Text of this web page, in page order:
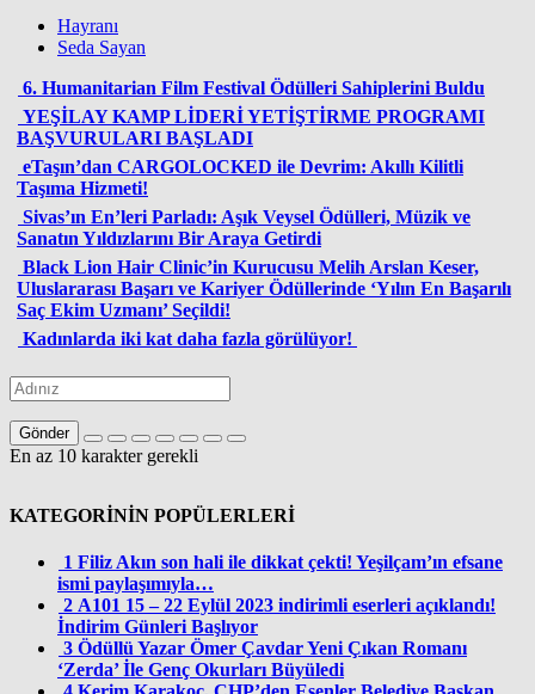
Hayranı
Seda Sayan
6. Humanitarian Film Festival Ödülleri Sahiplerini Buldu
YEŞİLAY KAMP LİDERİ YETİŞTİRME PROGRAMI
BAŞVURULARI BAŞLADI
eTaşın’dan CARGOLOCKED ile Devrim: Akıllı Kilitli
Taşıma Hizmeti!
Sivas’ın En’leri Parladı: Aşık Veysel Ödülleri, Müzik ve
Sanatın Yıldızlarını Bir Araya Getirdi
Black Lion Hair Clinic’in Kurucusu Melih Arslan Keser,
Uluslararası Başarı ve Kariyer Ödüllerinde ‘Yılın En Başarılı
Saç Ekim Uzmanı’ Seçildi!
Kadınlarda iki kat daha fazla görülüyor!
Gönder
En az 10 karakter gerekli
KATEGORİNİN POPÜLERLERİ
1 Filiz Akın son hali ile dikkat çekti! Yeşilçam’ın efsane
ismi paylaşımıyla…
2 A101 15 – 22 Eylül 2023 indirimli eserleri açıklandı!
İndirim Günleri Başlıyor
3 Ödüllü Yazar Ömer Çavdar Yeni Çıkan Romanı
‘Zerda’ İle Genç Okurları Büyüledi